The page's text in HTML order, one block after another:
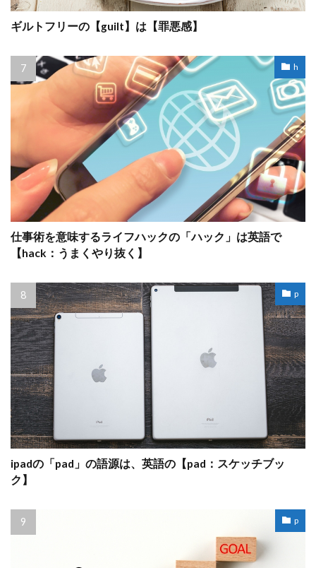
ギルトフリーの【guilt】は【罪悪感】
h
仕事術を意味するライフハックの「ハック」は英語で
【hack：うまくやり抜く】
p
ipadの「pad」の語源は、英語の【pad：スケッチブッ
ク】
p